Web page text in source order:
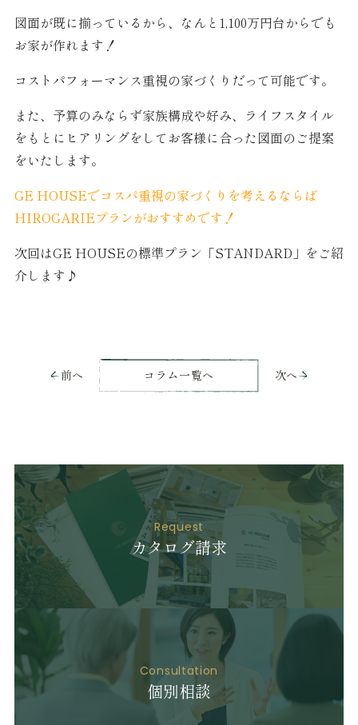
図面が既に揃っているから、なんと1,100万円台からでも
お家が作れます！
コストパフォーマンス重視の家づくりだって可能です。
また、予算のみならず家族構成や好み、ライフスタイル
をもとにヒアリングをしてお客様に合った図面のご提案
をいたします。
GE HOUSEでコスパ重視の家づくりを考えるならば
HIROGARIEプランがおすすめです！
次回はGE HOUSEの標準プラン「STANDARD」をご紹
介します♪
前へ コラム一覧へ 次へ
Request
カタログ請求
Consultation
個別相談